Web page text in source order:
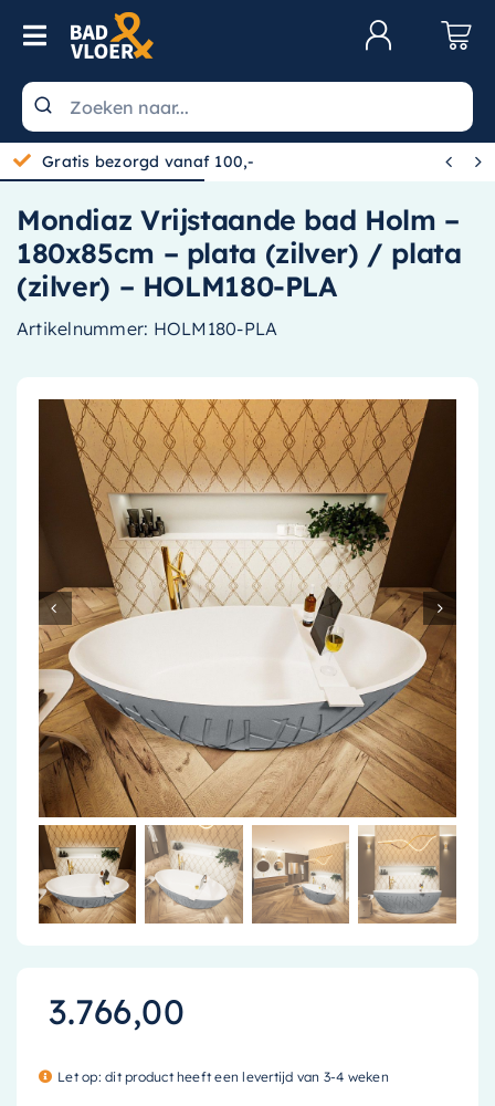
Skip to content
Toggle Navigation
Wastafels
Toiletten
Spiegels
Kranen
Douche
Baden
Radiatoren
Accessoires
Installatiemateriaal
Klimaatbeheersing
PVC
Tegels
Gratis bezorgd vanaf 100,-  
Mondiaz Vrijstaande bad Holm –
180x85cm – plata (zilver) / plata
(zilver) – HOLM180-PLA
Artikelnummer: HOLM180-PLA
3.766,00
Let op: dit product heeft een levertijd van 3-4 weken